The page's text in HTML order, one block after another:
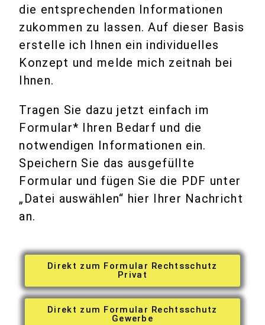
die entsprechenden Informationen
zukommen zu lassen. Auf dieser Basis
erstelle ich Ihnen ein individuelles
Konzept und melde mich zeitnah bei
Ihnen.
Tragen Sie dazu jetzt einfach im
Formular* Ihren Bedarf und die
notwendigen Informationen ein.
Speichern Sie das ausgefüllte
Formular und fügen Sie die PDF unter
„Datei auswählen“ hier Ihrer Nachricht
an.
Direkt zum Formular Rechtsschutz
Privat
Direkt zum Formular Rechtsschutz
Gewerbe